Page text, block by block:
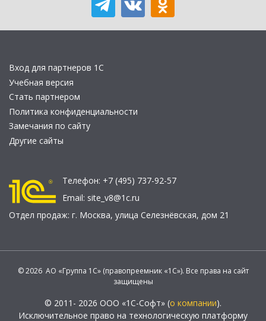
Вход для партнеров 1С
Учебная версия
Стать партнером
Политика конфиденциальности
Замечания по сайту
Другие сайты
Телефон: +7 (495) 737-92-57
Email: site_v8@1c.ru
Отдел продаж: г. Москва, улица Селезнёвская, дом 21
© 2026 АО «Группа 1С» (правопреемник «1С»). Все права на сайт
защищены
© 2011- 2026 ООО «1С-Софт» (о компании).
Исключительное право на технологическую платформу